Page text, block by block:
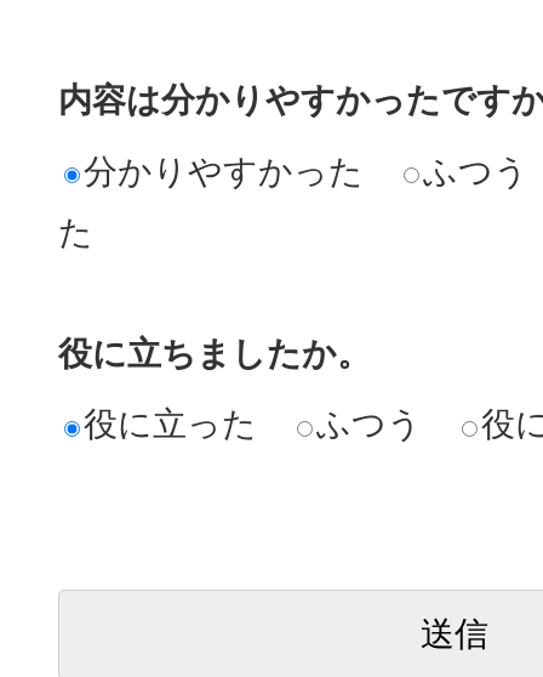
内容は分かりやすかったです
分かりやすかった
ふつう
た
役に立ちましたか。
役に立った
ふつう 役